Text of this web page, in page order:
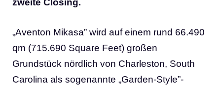
zweite Closing.
„Aventon Mikasa” wird auf einem rund 66.490
qm (715.690 Square Feet) großen
Grundstück nördlich von Charleston, South
Carolina als sogenannte „Garden-Style”-